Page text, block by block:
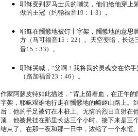
耶稣受到罗马士兵的嘲笑，他们给他穿上
做的王冠（约翰福音19：1-3）。
耶稣在髑髅地被钉十字架，髑髅地的意思
方（马可福音15：22）。天空变暗，长达
音15：33）。
耶稣哭喊，“父啊！我将我的灵魂交在你
（路加福音23：46）。
作家阿瑟皮特如此描述，“背上留着血，在正午
字架，耶稣艰难地行走在髑髅地的崎岖山路上。
后，他的手足被钉在木桩上。无情的烈日直射在
顶，他被悬挂在那里长达三个小时。接下来是三
结束了。在那一夜和那一日中，浓缩了一个永恒